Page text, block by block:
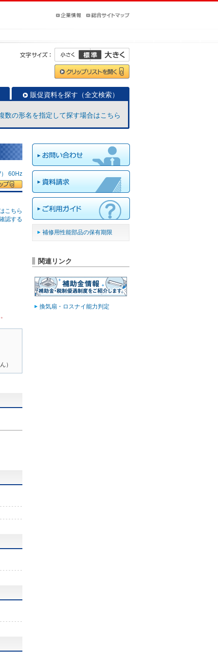
販促資料を探す（全文検索）
数の形名を指定して探す場合はこちら
60Hz
こちら
認する
）
補修用性能部品の保有期限
関連リンク
換気扇・ロスナイ能力判定